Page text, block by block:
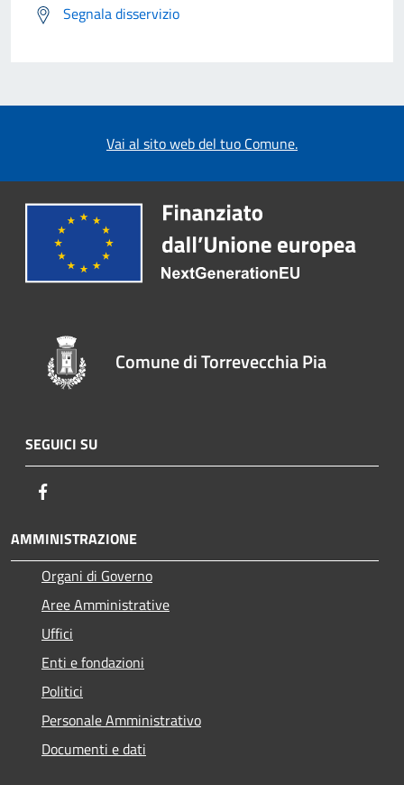
Segnala disservizio
Vai al sito web del tuo Comune.
Comune di Torrevecchia Pia
SEGUICI SU
AMMINISTRAZIONE
Organi di Governo
Aree Amministrative
Uffici
Enti e fondazioni
Politici
Personale Amministrativo
Documenti e dati